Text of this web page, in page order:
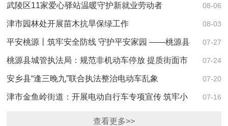
08-06
武陵区11家爱心驿站温暖守护新就业劳动者
08-03
津市园林处开展苗木抗旱保绿工作
07-27
平安桃源丨筑牢安全防线 守护平安家园 ——桃源县
城市管理和综合执法局开展安全生产专项检查 07-24
桃源县城管执法局：规范非机动车停放 提质街面市
容秩序 07-20
安乡县“逢三晚九”联合执法整治电动车乱象
07-16
津市金鱼岭街道：开展电动自行车专项宣传 筑牢小
查看更多>>